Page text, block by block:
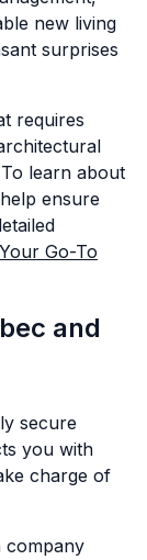
new living
surprises
requires
learn about
ensure
Go-To
and
secure
you with
charge of
company